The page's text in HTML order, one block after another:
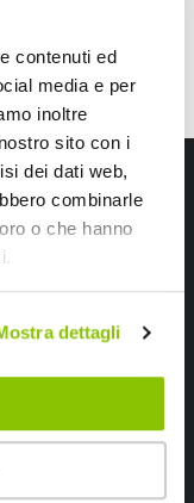
contenuti ed
media e per
inoltre
sito con i
dei dati web,
combinarle
o che hanno
dettagli
Speedup
acquisto online!